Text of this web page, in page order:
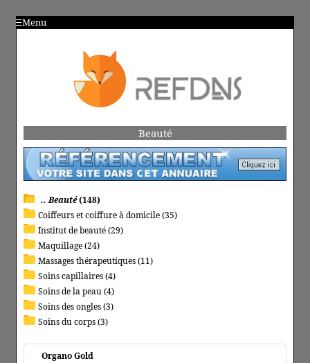
Menu
Beauté
.. Beauté(148)
Coiffeurs et coiffure à domicile (35)
Institut de beauté (29)
Maquillage (24)
Massages thérapeutiques (11)
Soins capillaires (4)
Soins de la peau (4)
Soins des ongles (3)
Soins du corps (3)
Organo Gold